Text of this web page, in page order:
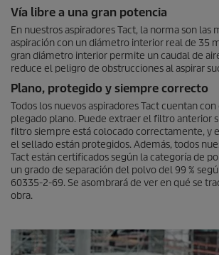
Vía libre a una gran potencia
En nuestros aspiradores Tact, la norma son las
aspiración con un diámetro interior real de 35
gran diámetro interior permite un caudal de
reduce el peligro de obstrucciones al aspirar
Plano, protegido y siempre correcto
Todos los nuevos aspiradores Tact cuentan
plegado plano. Puede extraer el filtro anterior
filtro siempre está colocado correctamente, y
el sellado están protegidos. Además, todos
Tact están certificados según la categoría de
un grado de separación del polvo del 99 %
60335-2-69. Se asombrará de ver en qué se
obra.